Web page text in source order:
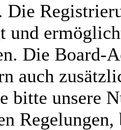
Die
und
Die Board-
auch
bitte unsere